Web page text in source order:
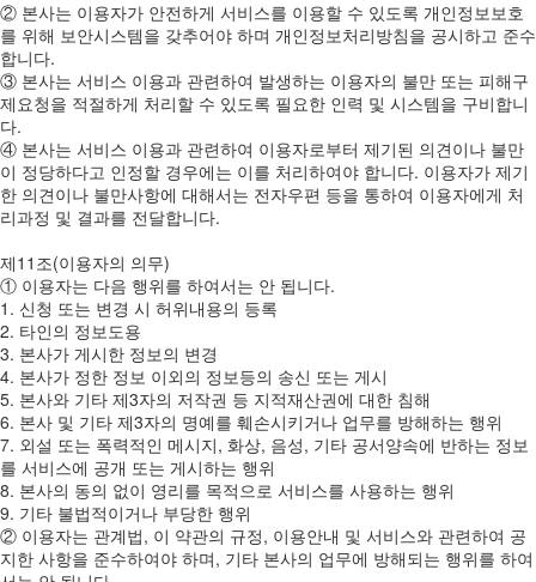
② 본사는 이용자가 안전하게 서비스를 이용할 수 있도록 개인정보보호
를 위해 보안시스템을 갖추어야 하며 개인정보처리방침을 공시하고 준수
합니다.
③ 본사는 서비스 이용과 관련하여 발생하는 이용자의 불만 또는 피해구
제요청을 적절하게 처리할 수 있도록 필요한 인력 및 시스템을 구비합니
다.
④ 본사는 서비스 이용과 관련하여 이용자로부터 제기된 의견이나 불만
이 정당하다고 인정할 경우에는 이를 처리하여야 합니다. 이용자가 제기
한 의견이나 불만사항에 대해서는 전자우편 등을 통하여 이용자에게 처
리과정 및 결과를 전달합니다.
제11조(이용자의 의무)
① 이용자는 다음 행위를 하여서는 안 됩니다.
1. 신청 또는 변경 시 허위내용의 등록
2. 타인의 정보도용
3. 본사가 게시한 정보의 변경
4. 본사가 정한 정보 이외의 정보등의 송신 또는 게시
5. 본사와 기타 제3자의 저작권 등 지적재산권에 대한 침해
6. 본사 및 기타 제3자의 명예를 훼손시키거나 업무를 방해하는 행위
7. 외설 또는 폭력적인 메시지, 화상, 음성, 기타 공서양속에 반하는 정보
를 서비스에 공개 또는 게시하는 행위
8. 본사의 동의 없이 영리를 목적으로 서비스를 사용하는 행위
9. 기타 불법적이거나 부당한 행위
② 이용자는 관계법, 이 약관의 규정, 이용안내 및 서비스와 관련하여 공
지한 사항을 준수하여야 하며, 기타 본사의 업무에 방해되는 행위를 하여